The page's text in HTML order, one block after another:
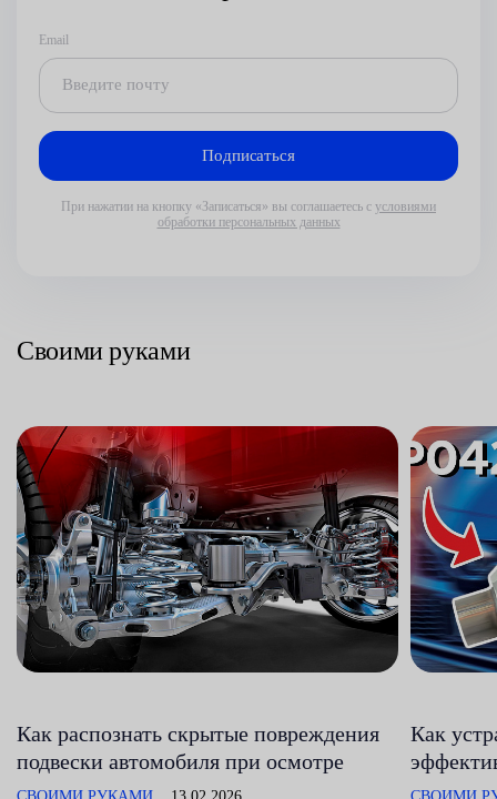
Email
При нажатии на кнопку «Записаться» вы соглашаетесь с условиями
обработки персональных данных
Своими руками
Как распознать скрытые повреждения
подвески автомобиля при осмотре
Как